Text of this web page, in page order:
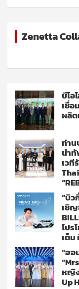
Zenetta
บีโอ
เชื่อ
ผลิต
ท่าน
นำทั
เวที
“บิว
เชิญ
โปร
เต็ม
“ฮอ
หญิง
Up